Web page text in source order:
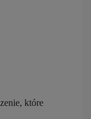
które